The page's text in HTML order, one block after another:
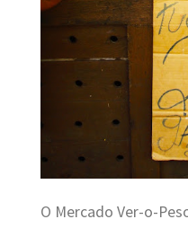
O Mercado Ver-o-